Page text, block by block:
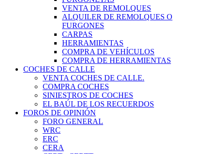
VENTA DE REMOLQUES
ALQUILER DE REMOLQUES O
FURGONES
CARPAS
HERRAMIENTAS
COMPRA DE VEHÍCULOS
COMPRA DE HERRAMIENTAS
COCHES DE CALLE
VENTA COCHES DE CALLE.
COMPRA COCHES
SINIESTROS DE COCHES
EL BAÚL DE LOS RECUERDOS
FOROS DE OPINIÓN
FORO GENERAL
WRC
ERC
CERA